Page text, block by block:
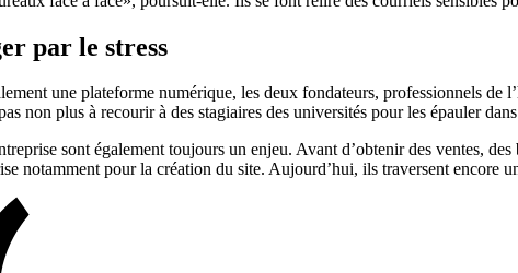
par le stress
une plateforme numérique, les deux fondateurs, professionnels de
non plus à recourir à des stagiaires des universités pour les épauler
sont également toujours un enjeu. Avant d’obtenir des ventes,
notamment pour la création du site. Aujourd’hui, ils traversent encore